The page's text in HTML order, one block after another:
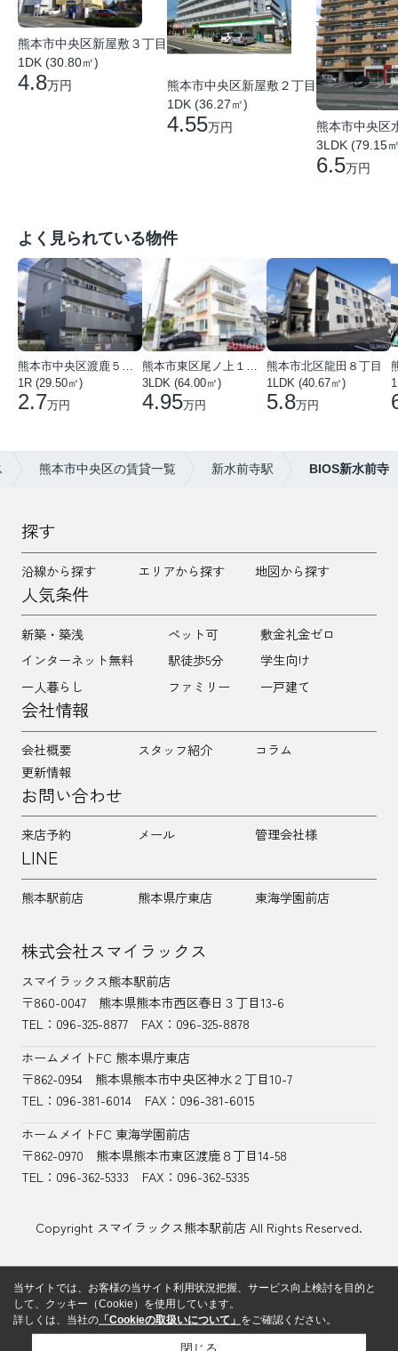
熊本市中央区新屋敷３丁目
1DK (30.80㎡)
4.8万円
熊本市中央区新屋敷２丁目
1DK (36.27㎡)
4.55万円
熊本市中央区
3LDK (79.15
6.5万円
よく見られている物件
熊本市中央区渡鹿５丁目
1R (29.50㎡)
2.7万円
熊本市東区尾ノ上１丁目
3LDK (64.00㎡)
4.95万円
熊本市北区龍田８丁目
1LDK (40.67㎡)
5.8万円
熊本市中央区の賃貸一覧 新水前寺駅 BIOS新水前寺
探す
沿線から探す エリアから探す 地図から探す
人気条件
新築・築浅 ペット可
敷金礼金ゼロ
インターネット無料
駅徒歩5分
学生向け
一人暮らし
ファミリー 一戸建て
会社情報
会社概要 スタッフ紹介
コラム
更新情報
お問い合わせ
来店予約 メール 管理会社様
LINE
熊本駅前店 熊本県庁東店 東海学園前店
株式会社スマイラックス
スマイラックス熊本駅前店
〒860-0047
熊本県熊本市西区春日３丁目13-6
TEL： 096-325-8877
FAX：096-325-8878
ホームメイトFC 熊本県庁東店
〒862-0954
熊本県熊本市中央区神水２丁目10-7
TEL：096-381-6014
FAX：096-381-6015
ホームメイトFC 東海学園前店
〒862-0970
熊本県熊本市東区渡鹿８丁目14-58
TEL： 096-362-5333 FAX：096-362-5335
Copyright スマイラックス熊本駅前店 All Rights Reserved.
当サイトでは、お客様の当サイト利用状況把握、サービス向上検討を目的と
して、クッキー（Cookie）を使用しています。
詳しくは、当社の 「Cookieの取扱いについて」 をご確認ください。
閉じる